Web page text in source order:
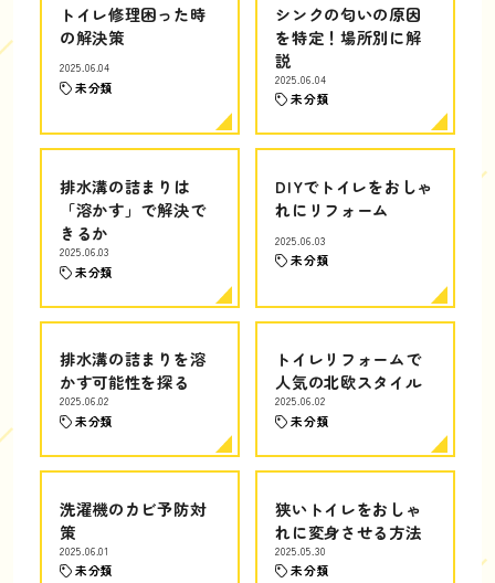
トイレ修理困った時
の解決策
2025.06.04
未分類
シンクの匂いの原因
を特定！場所別に解
説
2025.06.04
未分類
排水溝の詰まりは
「溶かす」で解決で
きるか
2025.06.03
未分類
DIYでトイレをおしゃ
れにリフォーム
2025.06.03
未分類
排水溝の詰まりを溶
かす可能性を探る
2025.06.02
未分類
トイレリフォームで
人気の北欧スタイル
2025.06.02
未分類
洗濯機のカビ予防対
策
2025.06.01
未分類
狭いトイレをおしゃ
れに変身させる方法
2025.05.30
未分類